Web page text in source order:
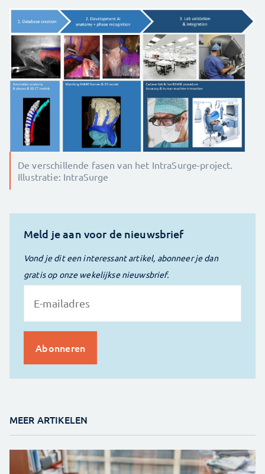
De verschillende fasen van het IntraSurge-project.
Illustratie: IntraSurge
Meld je aan voor de nieuwsbrief
Vond je dit een interessant artikel, abonneer je dan
gratis op onze wekelijkse nieuwsbrief.
MEER ARTIKELEN